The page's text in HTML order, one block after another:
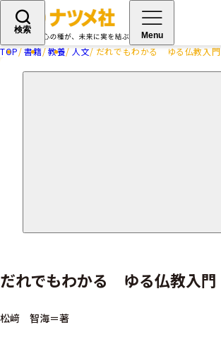
検索
Menu
TOP 書籍 教養 人文 だれでもわかる ゆる仏教入門
だれでもわかる ゆる仏教入門
松﨑 智海＝著